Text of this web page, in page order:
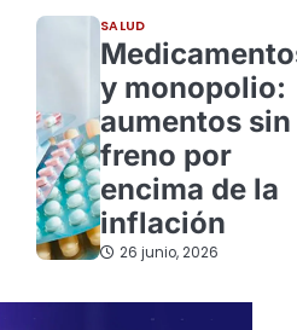
SALUD
y monopolio:
aumentos sin
freno por
encima de la
inflación
26 junio, 2026